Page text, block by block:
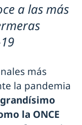
a las más
más
la pandemia
la ONCE